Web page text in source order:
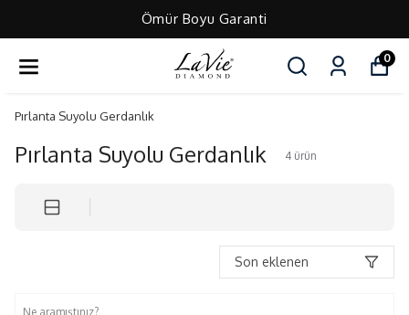
Ömür Boyu Garanti
0
Pırlanta Suyolu Gerdanlık
Pırlanta Suyolu Gerdanlık 4 ürün
Son eklenen